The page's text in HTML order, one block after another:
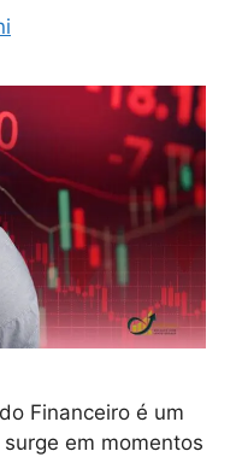
Financeiro é um
em momentos